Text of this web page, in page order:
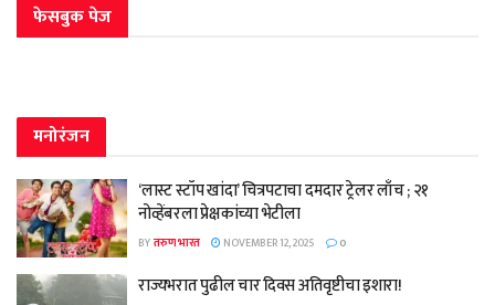
फेसबुक पेज
मनोरंजन
‘लास्ट स्टॉप खांदा’ चित्रपटाचा दमदार ट्रेलर लाँच ; २१
नोव्हेंबरला प्रेक्षकांच्या भेटीला
BYतरुण भारत NOVEMBER 12, 2025 0
राज्यभरात पुढील चार दिवस अतिवृष्टीचा इशारा!